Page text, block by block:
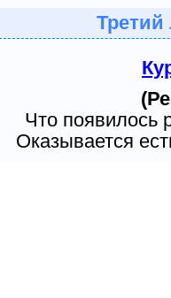
Что появилось
Оказывается